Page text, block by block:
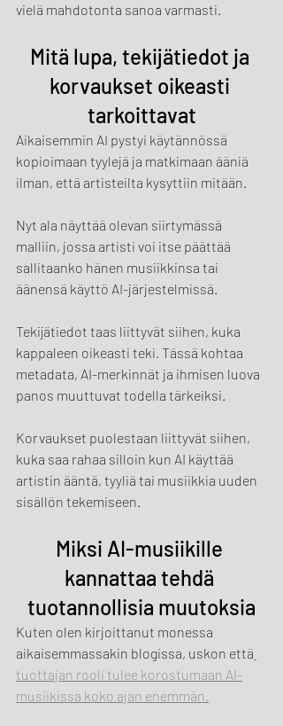
vielä mahdotonta sanoa varmasti.
Mitä lupa, tekijätiedot ja
korvaukset oikeasti
tarkoittavat
Aikaisemmin AI pystyi käytännössä
kopioimaan tyylejä ja matkimaan ääniä
ilman, että artisteilta kysyttiin mitään.
Nyt ala näyttää olevan siirtymässä
malliin, jossa artisti voi itse päättää
sallitaanko hänen musiikkinsa tai
äänensä käyttö AI-järjestelmissä.
Tekijätiedot taas liittyvät siihen, kuka
kappaleen oikeasti teki. Tässä kohtaa
metadata, AI-merkinnät ja ihmisen luova
panos muuttuvat todella tärkeiksi.
Korvaukset puolestaan liittyvät siihen,
kuka saa rahaa silloin kun AI käyttää
artistin ääntä, tyyliä tai musiikkia uuden
sisällön tekemiseen.
Miksi AI-musiikille
kannattaa tehdä
tuotannollisia muutoksia
Kuten olen kirjoittanut monessa
aikaisemmassakin blogissa, uskon että
tuottajan rooli tulee korostumaan AI-
musiikissa koko ajan enemmän.